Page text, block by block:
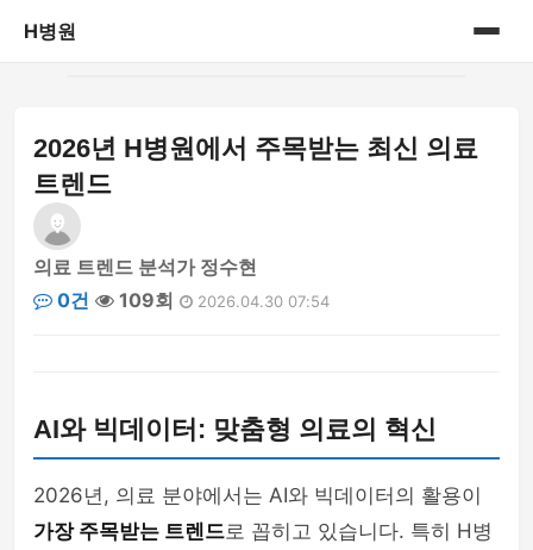
H병원
병원정보
2026년 H병원에서 주목받는 최신 의료
트렌드
의료 트렌드 분석가 정수현
0건
109회 2026.04.30 07:54
AI와 빅데이터: 맞춤형 의료의 혁신
2026년, 의료 분야에서는 AI와 빅데이터의 활용이
가장 주목받는 트렌드로 꼽히고 있습니다. 특히 H병